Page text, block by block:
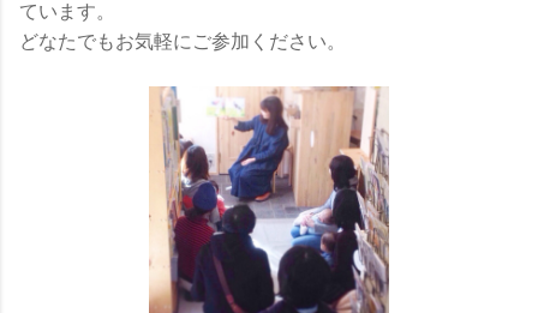
ています。
どなたでもお気軽にご参加ください。